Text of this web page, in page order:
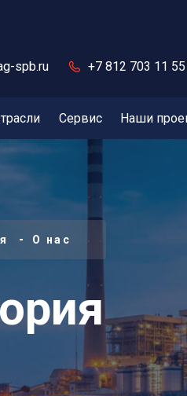
spb.ru +7 812 703 11 55
Сервис Наши
О нас